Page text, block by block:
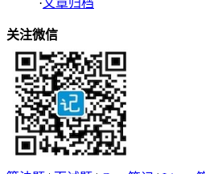
关注微信